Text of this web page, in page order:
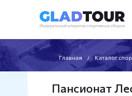
Главная Каталог
Пансионат